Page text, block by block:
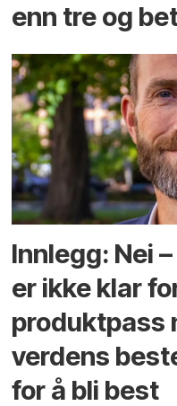
enn tre og
Innlegg: Nei
er ikke klar
produktpass
verdens
for å bli best